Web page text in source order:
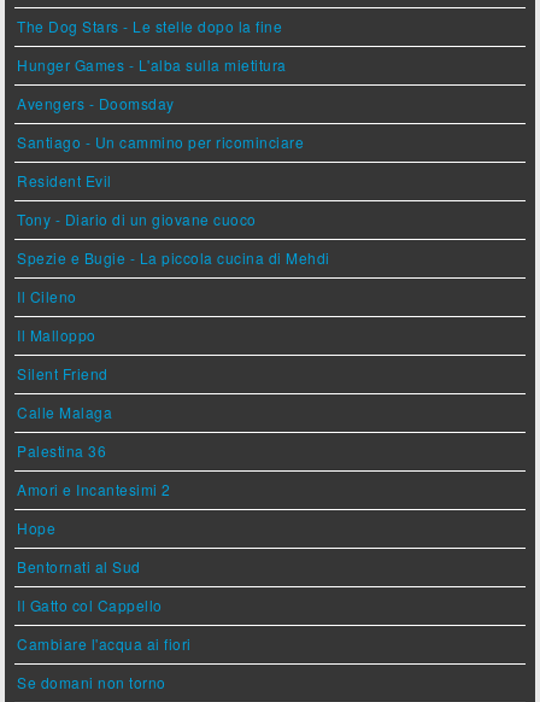
The Dog Stars - Le stelle dopo la fine
Hunger Games - L'alba sulla mietitura
Avengers - Doomsday
Santiago - Un cammino per ricominciare
Resident Evil
Tony - Diario di un giovane cuoco
Spezie e Bugie - La piccola cucina di Mehdi
Il Cileno
Il Malloppo
Silent Friend
Calle Malaga
Palestina 36
Amori e Incantesimi 2
Hope
Bentornati al Sud
Il Gatto col Cappello
Cambiare l'acqua ai fiori
Se domani non torno